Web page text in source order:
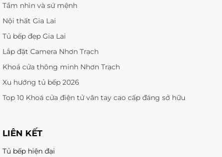
Tầm nhìn và sứ mệnh
Nội thất Gia Lai
Tủ bếp đẹp Gia Lai
Lắp đặt Camera Nhơn Trạch
Khoá cửa thông minh Nhơn Trạch
Xu hướng tủ bếp 2026
Top 10 Khoá cửa điện tử vân tay cao cấp đáng sở hữu
LIÊN KẾT
Tủ bếp hiện đại